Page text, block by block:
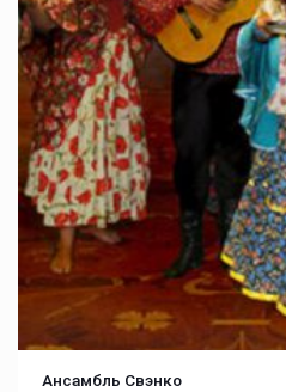
Ансамбль Свэнко